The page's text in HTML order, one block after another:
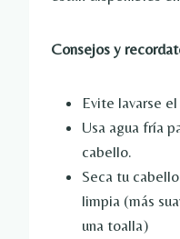
Consejos y
Evite lavarse
Usa agua fría
cabello.
Seca tu
limpia (más
una toalla)